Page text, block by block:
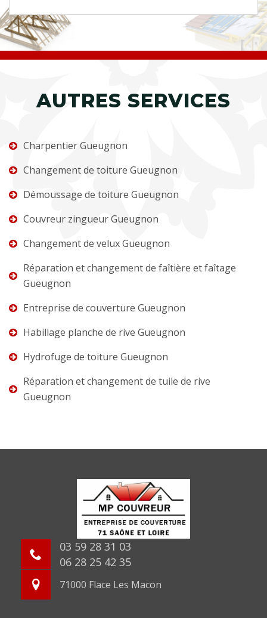
AUTRES SERVICES
Charpentier Gueugnon
Changement de toiture Gueugnon
Démoussage de toiture Gueugnon
Couvreur zingueur Gueugnon
Changement de velux Gueugnon
Réparation et changement de faîtière et faîtage
Gueugnon
Entreprise de couverture Gueugnon
Habillage planche de rive Gueugnon
Hydrofuge de toiture Gueugnon
Réparation et changement de tuile de rive
Gueugnon
03 59 28 31 03
06 28 25 42 35
71000 Flace Les Macon